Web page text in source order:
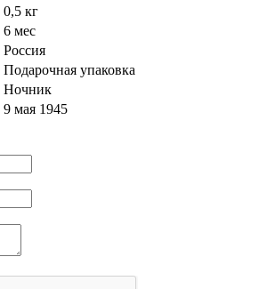
0,5 кг
6 мес
Россия
Подарочная упаковка
Ночник
9 мая 1945